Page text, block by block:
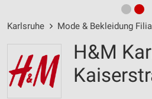
Karlsruhe Mode & Bekleidung
H&M